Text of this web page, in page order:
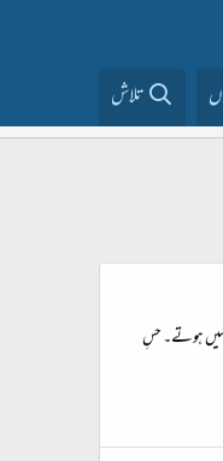
تلاش
نہیں ہوتے۔ حسِ